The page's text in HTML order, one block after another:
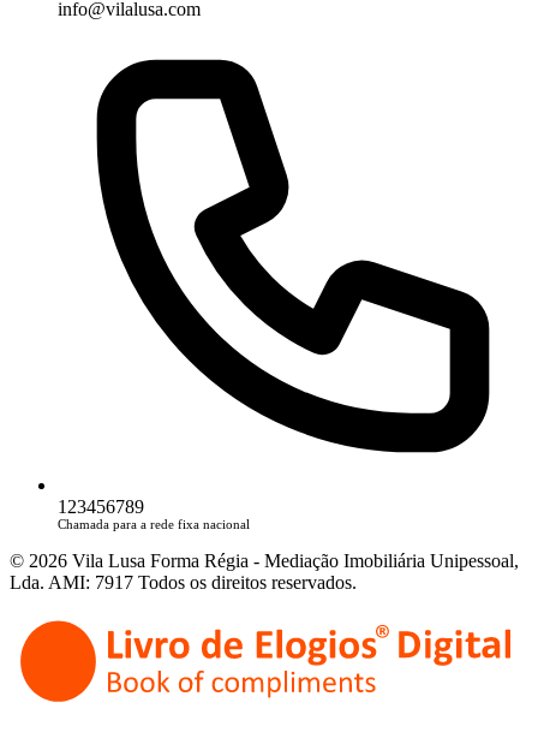
info@vilalusa.com
123456789
Chamada para a rede fixa nacional
© 2026 Vila Lusa Forma Régia - Mediação Imobiliária Unipessoal,
Lda. AMI: 7917 Todos os direitos reservados.